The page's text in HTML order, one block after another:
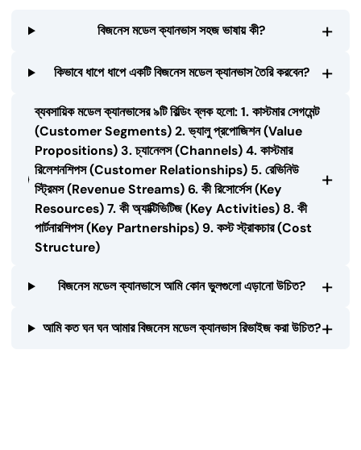
বিজনেস মডেল ক্যানভাস সহজ ভাষায় কী? +
কিভাবে ধাপে ধাপে একটি বিজনেস মডেল ক্যানভাস তৈরি করবেন? +
ব্যবসায়িক মডেল ক্যানভাসের ৯টি বিল্ডিং ব্লক হলো: 1. কাস্টমার সেগমেন্ট
(Customer Segments) 2. ভ্যালু প্রপোজিশন (Value
Propositions) 3. চ্যানেলস (Channels) 4. কাস্টমার
রিলেশনশিপস (Customer Relationships) 5. রেভিনিউ
স্ট্রিমস (Revenue Streams) 6. কী রিসোর্সেস (Key
Resources) 7. কী অ্যাক্টিভিটিজ (Key Activities) 8. কী
পার্টনারশিপস (Key Partnerships) 9. কস্ট স্ট্রাকচার (Cost
Structure)
+
বিজনেস মডেল ক্যানভাসে আমি কোন ভুলগুলো এড়ানো উচিত? +
আমি কত ঘন ঘন আমার বিজনেস মডেল ক্যানভাস রিভাইজ করা উচিত?+